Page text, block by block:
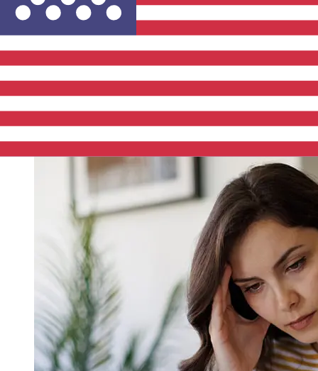
Les délais de livraison pour les transferts internationaux
avec Addiko Bank Slovenia de Pays membres de l'Euro
à États-Unis varient selon le mode de paiement et le
moment de la transaction. En général, les virements
bancaires internationaux prennent de 1 à 5 jours
ouvrables. Des facteurs tels que les jours fériés
bancaires et les contrôles de sécurité peuvent
également influencer la livraison. Vérifiez les délais de